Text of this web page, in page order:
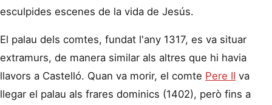
esculpides escenes de la vida de Jesús.
El palau dels comtes, fundat l'any 1317, es va situar
extramurs, de manera similar als altres que hi havia
llavors a Castelló. Quan va morir, el comte Pere II va
llegar el palau als frares dominics (1402), però fins a